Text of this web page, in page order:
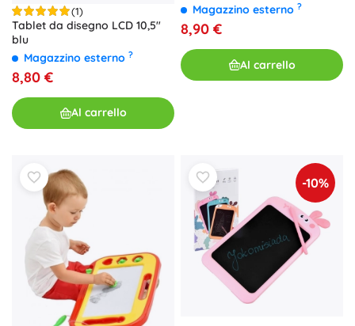
(1)
Tablet da disegno LCD 10,5"
blu
Magazzino esterno ?
8,80 €
Al carrello
Magazzino esterno ?
8,90 €
Al carrello
-10%